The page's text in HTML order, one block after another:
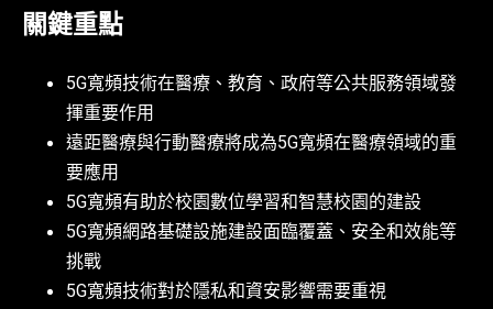
關鍵重點
5G寬頻技術在醫療、教育、政府等公共服務領域發
揮重要作用
遠距醫療與行動醫療將成為5G寬頻在醫療領域的重
要應用
5G寬頻有助於校園數位學習和智慧校園的建設
5G寬頻網路基礎設施建設面臨覆蓋、安全和效能等
挑戰
5G寬頻技術對於隱私和資安影響需要重視